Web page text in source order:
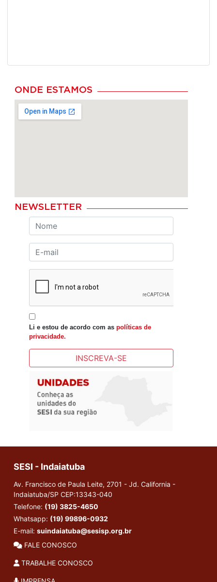
ONDE ESTAMOS
NEWSLETTER
Li e estou de acordo com as políticas de
privacidade.
INSCREVA-SE
SESI - Indaiatuba
Av. Francisco de Paula Leite, 2701 - Jd. California -
Indaiatuba/SP CEP:13343-040
Telefone: (19) 3825-4650
Whatsapp: (19) 99896-0932
E-mail: suindaiatuba@sesisp.org.br
FALE CONOSCO
TRABALHE CONOSCO